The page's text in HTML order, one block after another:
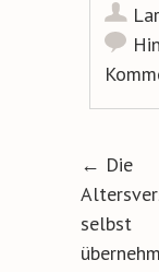
← Die
selbst